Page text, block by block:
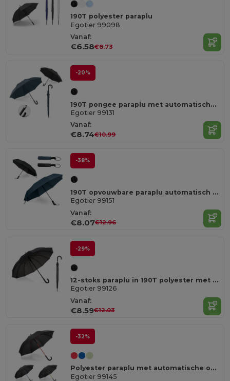
190T polyester paraplu
Egotier 99098
Vanaf:
€6.58€8.73
-20%
190T pongee paraplu met automatische opening
Egotier 99131
Vanaf:
€8.74€10.99
-38%
190T opvouwbare paraplu automatisch te openen en te sluiten
Egotier 99151
Vanaf:
€8.07€12.96
-29%
12-stoks paraplu in 190T polyester met automatische opening
Egotier 99126
Vanaf:
€8.59€12.03
-32%
Polyester paraplu met automatische opening
Egotier 99145